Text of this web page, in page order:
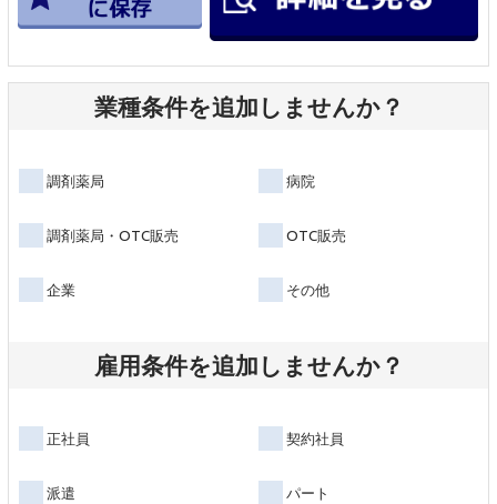
業種条件を追加しませんか？
調剤薬局 病院
調剤薬局・OTC販売 OTC販売
企業 その他
雇用条件を追加しませんか？
正社員 契約社員
派遣 パート